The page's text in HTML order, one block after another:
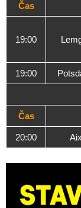
Čas
19:00
19:00
Čas
20:00